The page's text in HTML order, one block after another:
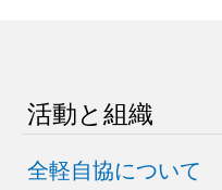
活動と組織
全軽自協について